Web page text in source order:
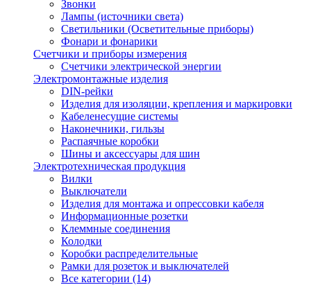
Звонки
Лампы (источники света)
Светильники (Осветительные приборы)
Фонари и фонарики
Счетчики и приборы измерения
Счетчики электрической энергии
Электромонтажные изделия
DIN-рейки
Изделия для изоляции, крепления и маркировки
Кабеленесущие системы
Наконечники, гильзы
Распаячные коробки
Шины и аксессуары для шин
Электротехническая продукция
Вилки
Выключатели
Изделия для монтажа и опрессовки кабеля
Информационные розетки
Клеммные соединения
Колодки
Коробки распределительные
Рамки для розеток и выключателей
Все категории (14)